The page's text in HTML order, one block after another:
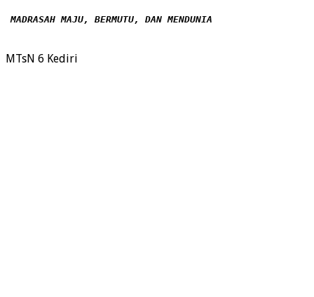
MADRASAH MAJU, BERMUTU, DAN MENDUNIA
MTsN 6 Kediri